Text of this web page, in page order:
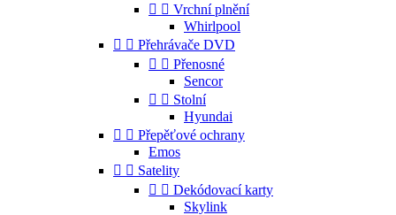
  Vrchní plnění
Whirlpool
  Přehrávače DVD
  Přenosné
Sencor
  Stolní
Hyundai
  Přepěťové ochrany
Emos
  Satelity
  Dekódovací karty
Skylink